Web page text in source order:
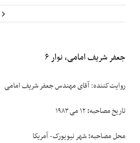
جعفر شریف امامی، نوار ۶
روایت‌کننده: آقای مهندس جعفر شریف امامی
تاریخ مصاحبه:
محل مصاحبه:شهر نیویورک- آمریکا